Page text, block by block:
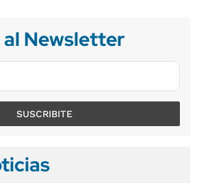
Newsletter
SUSCRIBITE